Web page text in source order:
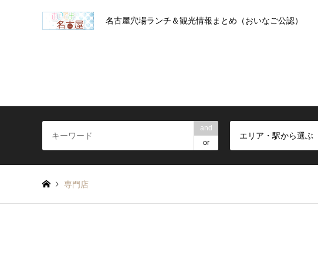
名古屋穴場ランチ＆観光情報まとめ（おいなご公認）
and
or
エリア・駅から選ぶ
専門店